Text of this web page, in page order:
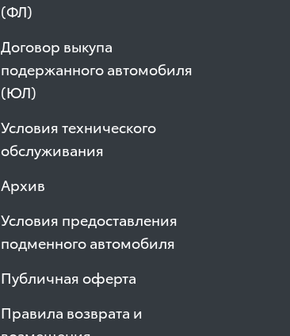
(ФЛ)
Договор выкупа
подержанного автомобиля
(ЮЛ)
Условия технического
обслуживания
Архив
Условия предоставления
подменного автомобиля
Публичная оферта
Правила возврата и